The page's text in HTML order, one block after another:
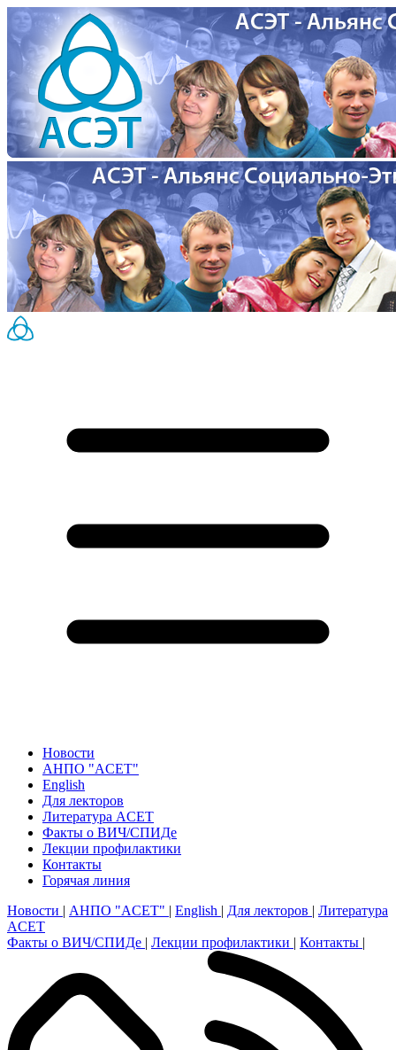
Новости
АНПО "ACET"
English
Для лекторов
Литература ACET
Факты о ВИЧ/СПИДе
Лекции профилактики
Контакты
Горячая линия
Новости | АНПО "ACET" | English | Для лекторов | Литература
ACET
Факты о ВИЧ/СПИДе | Лекции профилактики | Контакты |